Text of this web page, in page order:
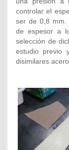
controlar el
ser de 0,8 mm.
de espesor a
selección de
estudio previo
disimilares